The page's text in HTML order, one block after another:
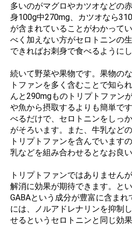
多いのがマグロやカツオなどの
身100g中270mg、カツオなら
が含まれていることがわかって
べく加えない方がセロトニンの
できればお刺身で食べるようにし
続いて野菜や果物です。果物の
トファンを多く含むことで知ら
んと290mgものトリプトファン
や魚から摂取するよりも簡単で
べるだけで、セロトニンをしっ
がそろいます。また、牛乳など
トリプトファンを含んでいます
乳などを組み合わせるとなお良い
トリプトファンではありません
解消に効果が期待できます。と
GABAという成分が豊富に含まれ
には、ノルアドレナリンを抑制
せるというセロトニンと同じ効